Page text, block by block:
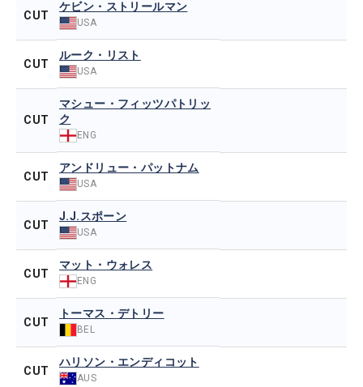
CUT
ケビン・ストリールマン
USA
CUT
ルーク・リスト
USA
CUT
マシュー・フィッツパトリッ
ク
ENG
CUT
アンドリュー・パットナム
USA
CUT
J.J.スポーン
USA
CUT
マット・ウォレス
ENG
CUT
トーマス・デトリー
BEL
CUT
ハリソン・エンディコット
AUS